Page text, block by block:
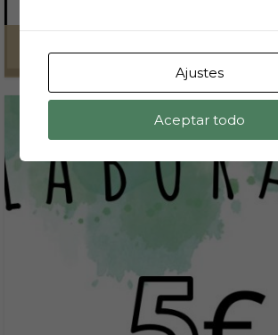
¿Y tú? ¿Qué puedes
8 de marzo de 2024
Ajustes
Aceptar todo